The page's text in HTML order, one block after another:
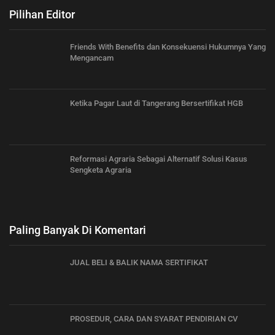
Pilihan Editor
Friends With Benefits dan Konsekuensi Hukumnya Yang
Mengancam
Ketika Pagar Laut di Tangerang Bersertifikat HGB
Reformasi Agraria Sebagai Alternatif Solusi Kasus
Sengketa Agraria
Paling Banyak Di Komentari
JUAL BELI & BALIK NAMA SERTIFIKAT
PROSEDUR, CARA DAN SYARAT PENDIRIAN CV